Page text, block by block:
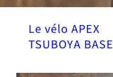
Le vélo APEX
TSUBOYA BASE